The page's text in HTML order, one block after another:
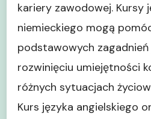
kariery zawodowej. Kursy
niemieckiego mogą
podstawowych
rozwinięciu umiejętności
różnych sytuacjach
Kurs języka angielskiego